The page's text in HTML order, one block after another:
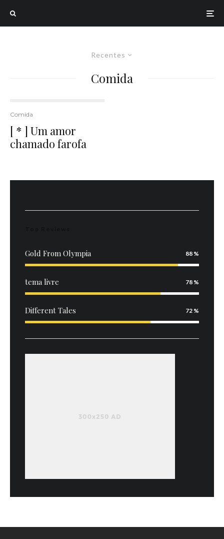
Recentes
Comida
Comida
[ * ] Um amor
chamado farofa
Gold From Olympia 88
tema livre 78
Different Tales 72